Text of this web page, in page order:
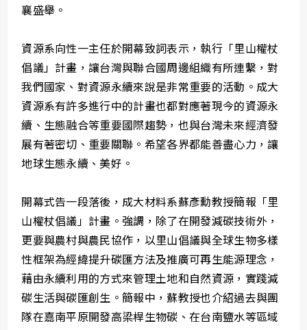
襄盛舉。
資源系向性一主任於開幕致詞表示，執行「里山權杖
倡議」計畫，讓台灣與聯合國周邊組織有所連繫，對
我們國家、對資源永續來說是非常重要的活動。成大
資源系有許多進行中的計畫也都對應著現今的資源永
續、生態融合等重要國際趨勢，也與台灣未來經濟發
展有著密切、重要關聯。希望各界都能善盡心力，讓
地球生態永續、美好。
開幕式告一段落後，成大材料系蘇彥勳教授簡報「里
山權杖倡議」計畫。強調，除了在開發減碳技術外，
更要與農村與農民協作，以里山倡議與全球生物多樣
性框架為經緯提升碳匯方法及推廣可再生能源理念，
藉由永續利用的方式來管理土地和自然資源，實踐減
碳生活與碳匯創生。簡報中，蘇教授也介紹過去與團
隊在嘉南平原開發高梁桿生物碳、在台南鹽水等區域